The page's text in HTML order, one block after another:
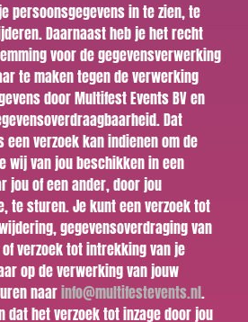
persoonsgegevens in te zien, te
Daarnaast heb je het recht
voor de gegevensverwerking
te maken tegen de verwerking
door Multifest Events BV en
Dat
verzoek kan indienen om de
wij van jou beschikken in een
jou of een ander, door jou
te sturen. Je kunt een verzoek tot
gegevensoverdraging van
verzoek tot intrekking van je
op de verwerking van jouw
naarinfo@multifestevents.nl.
dat het verzoek tot inzage door jou